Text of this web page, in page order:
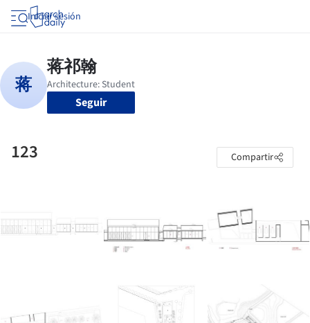
Iniciar sesión
Seguir
123 Compartir